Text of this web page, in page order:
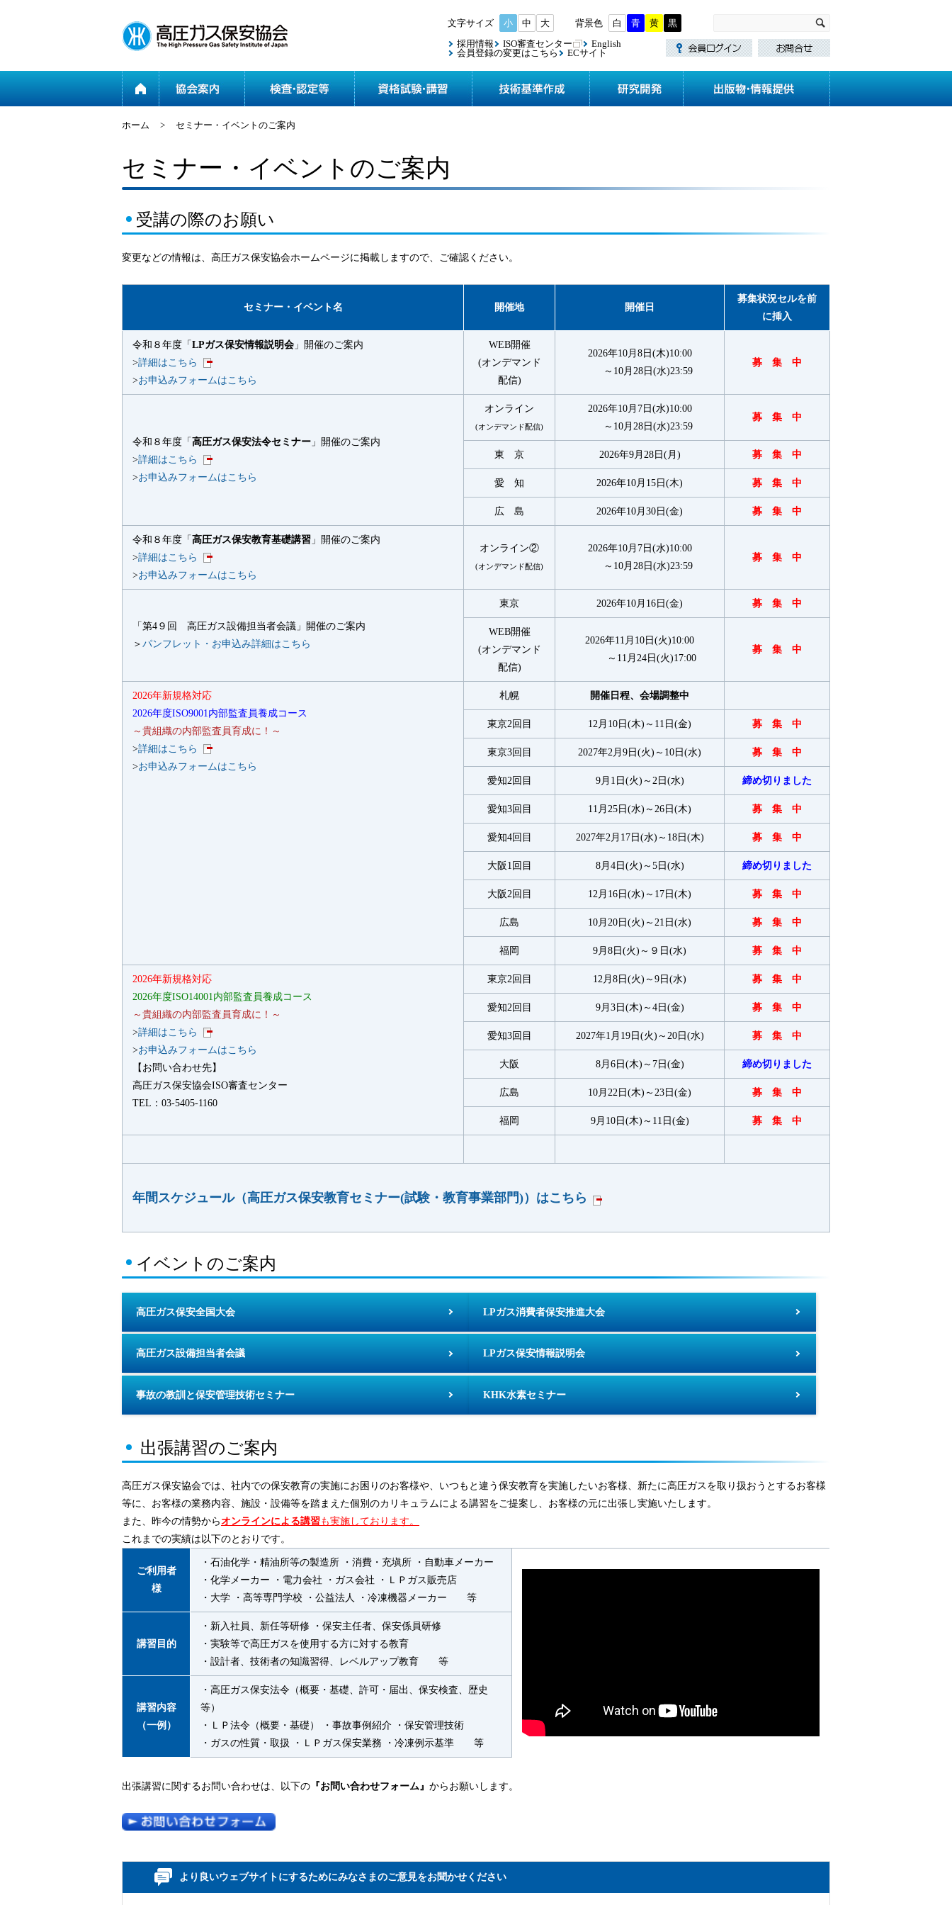
小 中 大 白 青 黄
黒
採用情報
ISO審査センター
English
会員登録の変更はこちら
ECサイト
協会案内 検査・認定等 資格試験・講習
ホーム > セミナー・イベントのご案内
セミナー・イベントのご案内
受講の際のお願い
変更などの情報は、高圧ガス保安協会ホームページに掲載しますので、ご確認ください。
セミナー・イベント名 開催地 開催日
募集状況セルを前
に挿入
令和８年度「 LPガス保安情報説明会 」開催のご案内
>詳細はこちら
>お申込みフォームはこちら
WEB開催
(オンデマンド
配信)
2026年10月8日(木)10:00
～10月28日(水)23:59
募 集 中
令和８年度「 高圧ガス保安法令セミナー 」開催のご案内
>詳細はこちら
>お申込みフォームはこちら
オンライン
(オンデマンド配信)
2026年10月7日(水)10:00
～10月28日(水)23:59
募 集 中
東 京 2026年9月28日(月) 募 集 中
愛 知 2026年10月15日(木) 募 集 中
広 島 2026年10月30日(金) 募 集 中
令和８年度「 高圧ガス保安教育基礎講習 」開催のご案内
>詳細はこちら
>お申込みフォームはこちら
オンライン②
(オンデマンド配信)
2026年10月7日(水)10:00
～10月28日(水)23:59
募 集 中
「第4９回 高圧ガス設備担当者会議」開催のご案内
＞ パンフレット・お申込み詳細はこちら
東京 2026年10月16日(金) 募 集 中
WEB開催
(オンデマンド
配信)
2026年11月10日(火)10:00
～11月24日(火)17:00
募 集 中
2026年新規格対応
2026年度ISO9001内部監査員養成コース
～貴組織の内部監査員育成に！～
>詳細はこちら
>お申込みフォームはこちら
札幌 開催日程、会場調整中
東京2回目 12月10日(木)～11日(金) 募 集 中
東京3回目 2027年2月9日(火)～10日(水) 募 集 中
愛知2回目 9月1日(火)～2日(水) 締め切りました
愛知3回目 11月25日(水)～26日(木) 募 集 中
愛知4回目 2027年2月17日(水)～18日(木) 募 集 中
大阪1回目 8月4日(火)～5日(水) 締め切りました
大阪2回目 12月16日(水)～17日(木) 募 集 中
広島 10月20日(火)～21日(水) 募 集 中
福岡 9月8日(火)～９日(水) 募 集 中
2026年新規格対応
2026年度ISO14001内部監査員養成コース
～貴組織の内部監査員育成に！～
>詳細はこちら
>お申込みフォームはこちら
【お問い合わせ先】
高圧ガス保安協会ISO審査センター
TEL：03-5405-1160
東京2回目 12月8日(火)～9日(水) 募 集 中
愛知2回目 9月3日(木)～4日(金) 募 集 中
愛知3回目 2027年1月19日(火)～20日(水) 募 集 中
大阪 8月6日(木)～7日(金) 締め切りました
広島 10月22日(木)～23日(金) 募 集 中
福岡 9月10日(木)～11日(金) 募 集 中
年間スケジュール（高圧ガス保安教育セミナー(試験・教育事業部門)）はこちら
イベントのご案内
高圧ガス保安全国大会 LPガス消費者保安推進大会
高圧ガス設備担当者会議 LPガス保安情報説明会
事故の教訓と保安管理技術セミナー KHK水素セミナー
出張講習のご案内
高圧ガス保安協会では、社内での保安教育の実施にお困りのお客様や、いつもと違う保安教育を実施したいお客様、新たに高圧ガスを取り扱おうとするお客様
等に、お客様の業務内容、施設・設備等を踏まえた個別のカリキュラムによる講習をご提案し、お客様の元に出張し実施いたします。
また、昨今の情勢からオンラインによる講習も実施しております。
これまでの実績は以下のとおりです。
ご利用者
様
・石油化学・精油所等の製造所 ・消費・充塡所 ・自動車メーカー
・化学メーカー ・電力会社 ・ガス会社 ・ＬＰガス販売店
・大学 ・高等専門学校 ・公益法人 ・冷凍機器メーカー 等
講習目的
・新入社員、新任等研修 ・保安主任者、保安係員研修
・実験等で高圧ガスを使用する方に対する教育
・設計者、技術者の知識習得、レベルアップ教育 等
講習内容
（一例）
・高圧ガス保安法令（概要・基礎、許可・届出、保安検査、歴史
等）
・ＬＰ法令（概要・基礎） ・事故事例紹介 ・保安管理技術
・ガスの性質・取扱 ・ＬＰガス保安業務 ・冷凍例示基準 等
出張講習に関するお問い合わせは、以下の 『お問い合わせフォーム』 からお願いします。
より良いウェブサイトにするためにみなさまのご意見をお聞かせください